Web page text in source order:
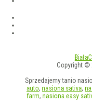
Biała
Copyright ©
Sprzedajemy tanio
auto, nasiona sativa,
farm, nasiona easy